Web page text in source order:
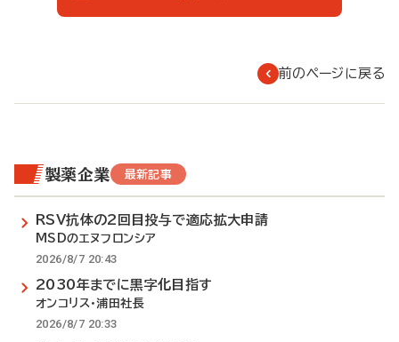
前のページに戻る
製薬企業 最新記事
RSV抗体の2回目投与で適応拡大申請
MSDのエヌフロンシア
2026/8/7 20:43
2030年までに黒字化目指す
オンコリス・浦田社長
2026/8/7 20:33